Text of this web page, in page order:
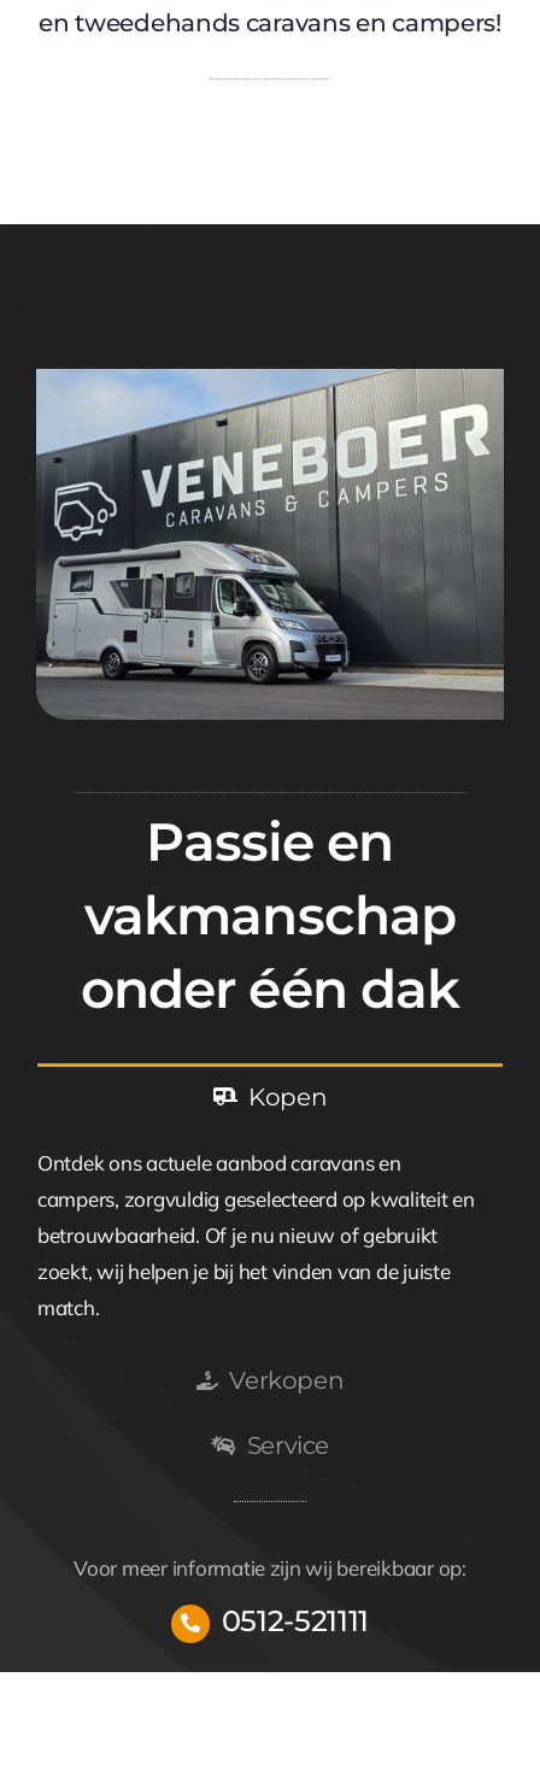
en tweedehands caravans en campers!
Passie en
vakmanschap
onder één dak
Kopen
Ontdek ons actuele aanbod caravans en
campers, zorgvuldig geselecteerd op kwaliteit en
betrouwbaarheid. Of je nu nieuw of gebruikt
zoekt, wij helpen je bij het vinden van de juiste
match.
Verkopen
Service
Voor meer informatie zijn wij bereikbaar op:
0512-521111